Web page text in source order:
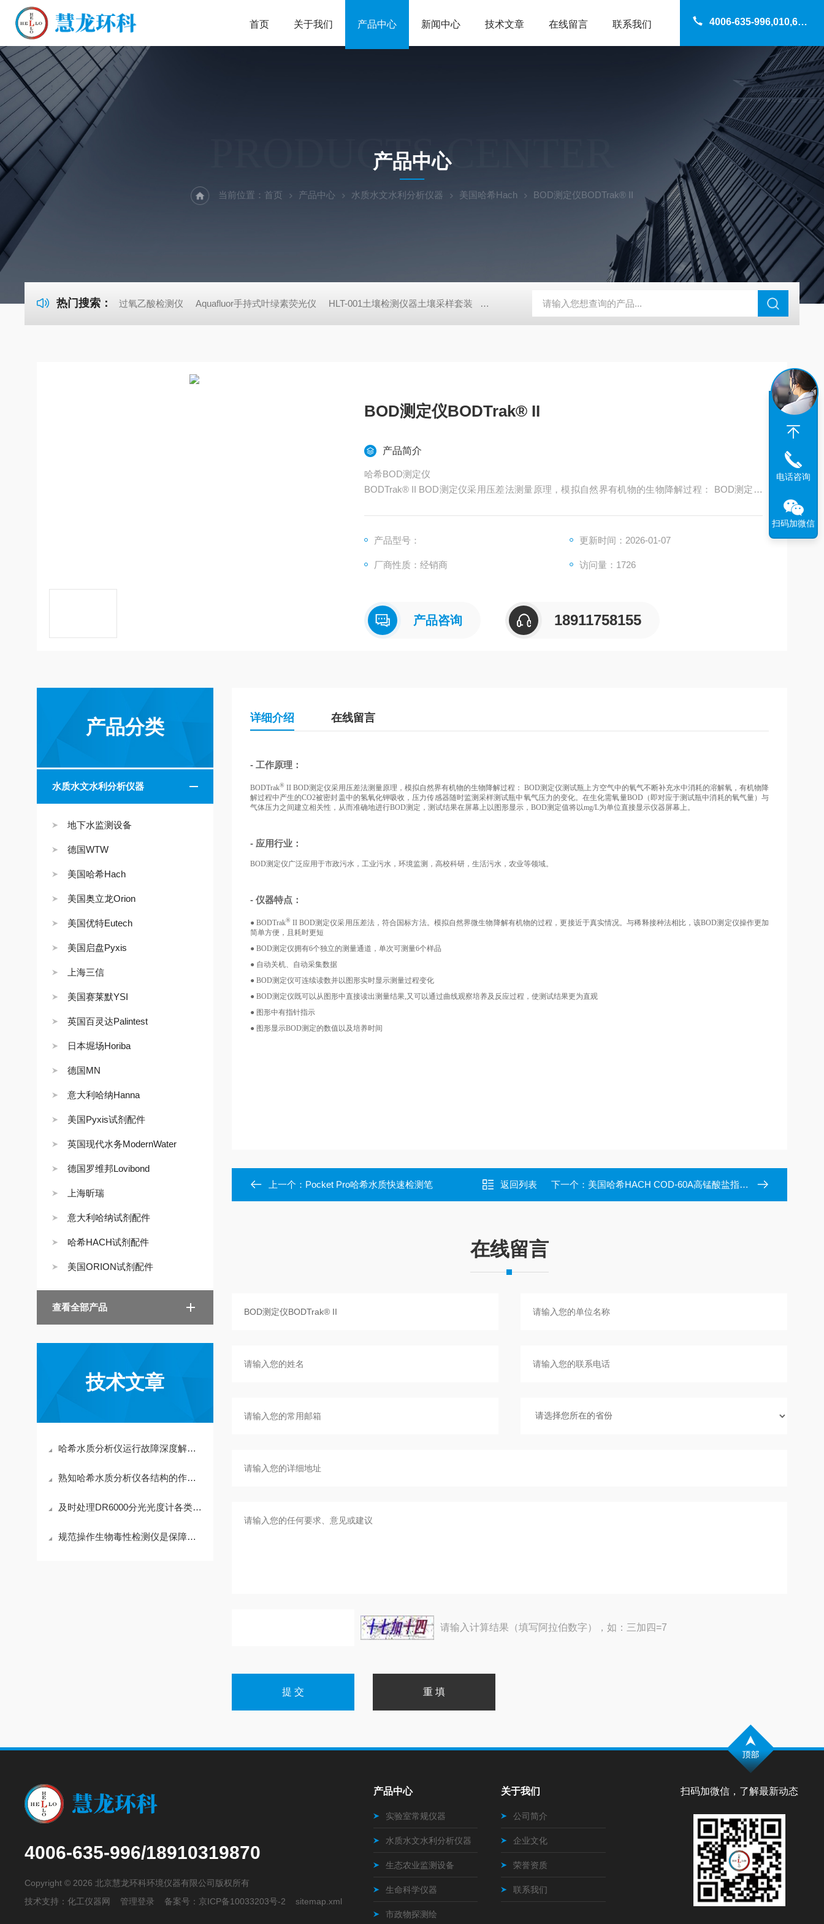
4006-635-996,010,69200960
首页 关于我们 产品中心 新闻中心 技术文章 在线留言 联系我们
PRODUCTS CENTER
产品中心
当前位置： 首页 产品中心 水质水文水利分析仪器 美国哈希Hach BOD测定仪BODTrak® II
热门搜索： 过氧乙酸检测仪 Aquafluor手持式叶绿素荧光仪 HLT-001土壤检测仪器土壤采样套装 德国MN 91346过氧乙酸检测仪 CT2001A微电流扣电测试 PL-G07日本富士智
BOD测定仪BODTrak® II
产品简介
哈希BOD测定仪
BODTrak® II BOD测定仪采用压差法测量原理，模拟自然界有机物的生物降解过程： BOD测定仪
测试瓶中消耗的氧气量）与气体压力之间建立相关性，从而准确地进行BOD测定，测试结果在屏幕
产品型号： 更新时间：2026-01-07
厂商性质：经销商 访问量：1726
产品咨询 18911758155
产品分类
水质水文水利分析仪器
地下水监测设备
德国WTW
美国哈希Hach
美国奥立龙Orion
美国优特Eutech
美国启盘Pyxis
上海三信
美国赛莱默YSI
英国百灵达Palintest
日本堀场Horiba
德国MN
意大利哈纳Hanna
美国Pyxis试剂配件
英国现代水务ModernWater
德国罗维邦Lovibond
上海昕瑞
意大利哈纳试剂配件
哈希HACH试剂配件
美国ORION试剂配件
查看全部产品
技术文章
哈希水质分析仪运行故障深度解析与标准化处理方案
熟知哈希水质分析仪各结构的作用与特性保障检测数据规范有效
及时处理DR6000分光光度计各类使用故障保证水质检测数据具备参考价值
规范操作生物毒性检测仪是保障检测结果真实有效的关键
详细介绍 在线留言
- 工作原理：
BODTrak® II BOD测定仪采用压差法测量原理，模拟自然界有机物的生物降解过程： BOD测定仪测试瓶上方空气中的氧气不断补充水中消耗的溶解氧，有机物降
解过程中产生的CO2被密封盖中的氢氧化钾吸收，压力传感器随时监测采样测试瓶中氧气压力的变化。在生化需氧量BOD（即对应于测试瓶中消耗的氧气量）与
气体压力之间建立相关性，从而准确地进行BOD测定，测试结果在屏幕上以图形显示，BOD测定值将以mg/L为单位直接显示仪器屏幕上。
- 应用行业：
BOD测定仪广泛应用于市政污水，工业污水，环境监测，高校科研，生活污水，农业等领域。
- 仪器特点：
● BODTrak® II BOD测定仪采用压差法，符合国标方法。模拟自然界微生物降解有机物的过程，更接近于真实情况。与稀释接种法相比，该BOD测定仪操作更加
简单方便，且耗时更短
● BOD测定仪拥有6个独立的测量通道，单次可测量6个样品
● 自动关机、自动采集数据
● BOD测定仪可连续读数并以图形实时显示测量过程变化
● BOD测定仪既可以从图形中直接读出测量结果,又可以通过曲线观察培养及反应过程，使测试结果更为直观
● 图形中有指针指示
● 图形显示BOD测定的数值以及培养时间
上一个： Pocket Pro哈希水质快速检测笔 返回列表 下一个： 美国哈希HACH COD-60A高锰酸盐指数分析仪
在线留言
请输入计算结果（填写阿拉伯数字），如：三加四=7
扫码加微信，了解最新动态
4006-635-996/18910319870
Copyright © 2026 北京慧龙环科环境仪器有限公司版权所有
技术支持：化工仪器网 管理登录 备案号： 京ICP备10033203号-2 sitemap.xml
产品中心
实验室常规仪器
水质水文水利分析仪器
生态农业监测设备
生命科学仪器
市政物探测绘
关于我们
公司简介
企业文化
荣誉资质
联系我们
电话咨询
扫码加微信